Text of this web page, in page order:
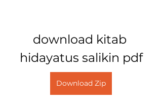
download kitab
hidayatus salikin pdf
Download Zip